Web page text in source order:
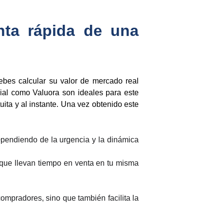
rápida de una
calcular su valor de mercado real
como Valuora son ideales para este
y al instante. Una vez obtenido este
de la urgencia y la dinámica
llevan tiempo en venta en tu misma
sino que también facilita la